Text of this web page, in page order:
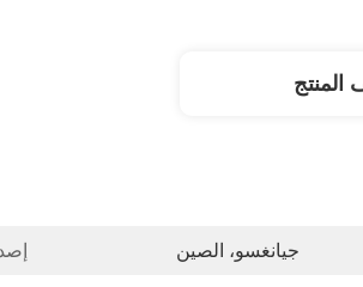
جيانغسو، الصين